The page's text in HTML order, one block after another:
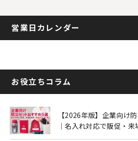
営業日カレンダー
お役立ちコラム
【2026年版】企業向け
｜名入れ対応で販促・